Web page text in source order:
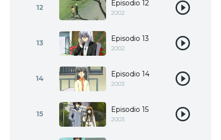
12 Episodio 12
2002
13 Episodio 13
2002
14 Episodio 14
2003
15 Episodio 15
2003